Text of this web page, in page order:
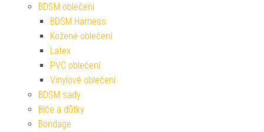
BDSM oblečení
BDSM Harness
Kožené oblečení
Latex
PVC oblečení
Vinylové oblečení
BDSM sady
Biče a důtky
Bondage